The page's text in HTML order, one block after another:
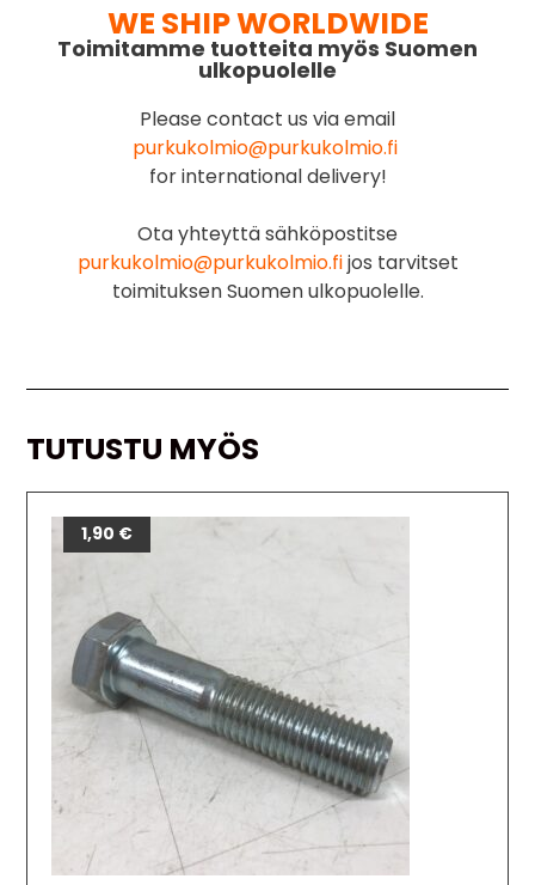
WE SHIP WORLDWIDE
Toimitamme tuotteita myös Suomen
ulkopuolelle
Please contact us via email
purkukolmio@purkukolmio.fi
for international delivery!
Ota yhteyttä sähköpostitse
purkukolmio@purkukolmio.fijos tarvitset
toimituksen Suomen ulkopuolelle.
TUTUSTU MYÖS
1,90 €